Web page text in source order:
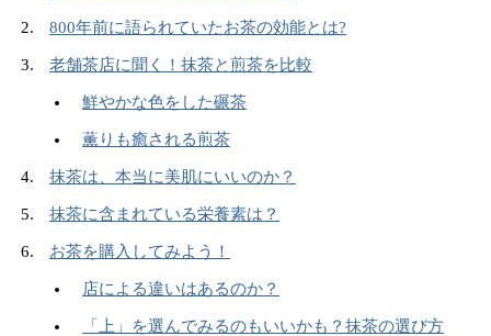
800年前に語られていたお茶の効能とは?
老舗茶店に聞く！抹茶と煎茶を比較
鮮やかな色をした碾茶
薫りも癒される煎茶
抹茶は、本当に美肌にいいのか？
抹茶に含まれている栄養素は？
お茶を購入してみよう！
店による違いはあるのか？
「上」を選んでみるのもいいかも？抹茶の選び方